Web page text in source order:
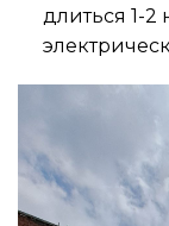
длиться 1-